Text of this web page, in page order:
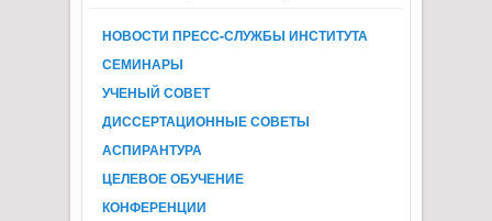
НОВОСТИ ПРЕСС-СЛУЖБЫ ИНСТИТУТА
СЕМИНАРЫ
УЧЕНЫЙ СОВЕТ
ДИССЕРТАЦИОННЫЕ СОВЕТЫ
АСПИРАНТУРА
ЦЕЛЕВОЕ ОБУЧЕНИЕ
КОНФЕРЕНЦИИ